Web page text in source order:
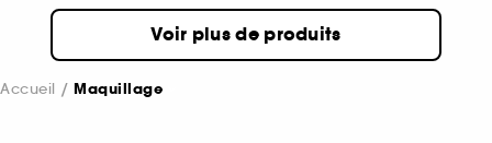
Voir plus de produits
Accueil Maquillage